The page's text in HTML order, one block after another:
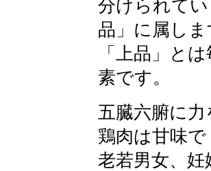
分けられて
品」
「上品」と
素です。
五臓六腑に
鶏肉は甘味
老若男女、